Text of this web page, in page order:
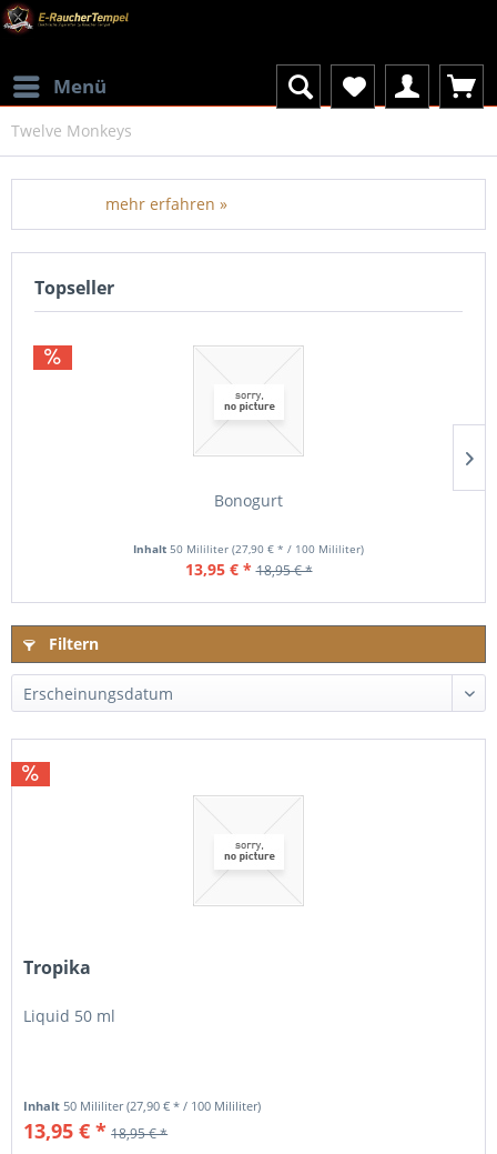
Menü
Twelve Monkeys
mehr erfahren »
Topseller
Bonogurt
Inhalt 50 Mililiter (27,90 € * / 100 Mililiter)
13,95 € * 18,95 € *
Filtern
Tropika
Liquid 50 ml
Inhalt50 Mililiter(27,90 € * / 100 Mililiter)
13,95 € * 18,95 € *